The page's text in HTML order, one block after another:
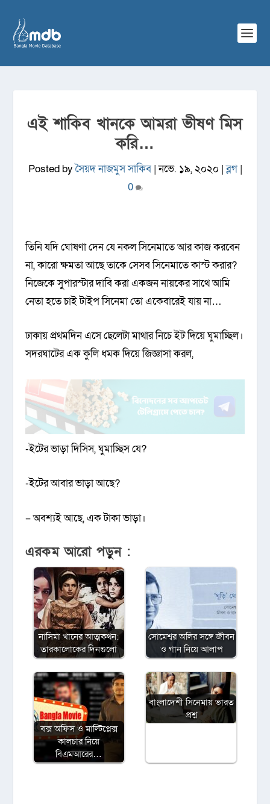
এই শাকিব খানকে আমরা ভীষণ মিস
করি…
Posted byসৈয়দ নাজমুস সাকিব|নভে. ১৯, ২০২০ |ব্লগ|
0
তিনি যদি ঘোষণা দেন যে নকল সিনেমাতে আর কাজ করবেন
না, কারো ক্ষমতা আছে তাকে সেসব সিনেমাতে কাস্ট করার?
নিজেকে সুপারস্টার দাবি করা একজন নায়কের সাথে আমি
নেতা হতে চাই টাইপ সিনেমা তো একেবারেই যায় না…
ঢাকায় প্রথমদিন এসে ছেলেটা মাথার নিচে ইট দিয়ে ঘুমাচ্ছিল।
সদরঘাটের এক কুলি ধমক দিয়ে জিজ্ঞাসা করল,
-ইটের ভাড়া দিসিস, ঘুমাচ্ছিস যে?
-ইটের আবার ভাড়া আছে?
– অবশ্যই আছে, এক টাকা ভাড়া।
এরকম আরো পড়ুন :
নাসিমা খানের আত্মকথন:
তারকালোকের দিনগুলো
সোমেশ্বর অলির সঙ্গে জীবন
ও গান নিয়ে আলাপ
বক্স অফিস ও মাল্টিপ্লেক্স
কালচার নিয়ে
বিএমআরের…
বাংলাদেশী সিনেমায় ভারত
প্রশ্ন